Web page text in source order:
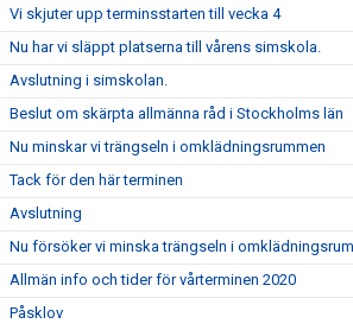
Vi skjuter upp terminsstarten till vecka 4
Nu har vi släppt platserna till vårens simskola.
Avslutning i simskolan.
Beslut om skärpta allmänna råd i Stockholms län
Nu minskar vi trängseln i omklädningsrummen
Tack för den här terminen
Avslutning
Nu försöker vi minska trängseln i
Allmän info och tider för vårterminen 2020
Påsklov